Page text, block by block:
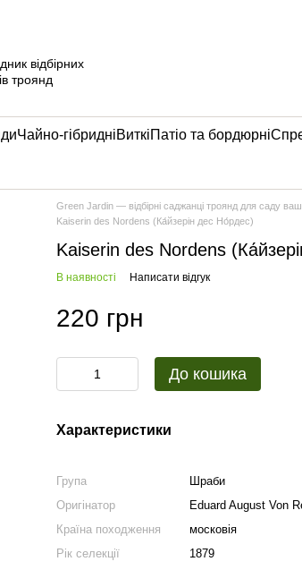
Чайно-гібридніВиткіПатіо та бордюрні
Green Jardin — відбірні саджанці троянд для саду
Kaiserin des Nordens (Ка́йзерін дес Но́рдес)
Kaiserin des Nordens
В наявності Написати відгук
220 грн
До кошика
Характеристики
Група
Шраби
Оригінатор
Eduard August Von
Країна походження
московія
Рік селекції
1879